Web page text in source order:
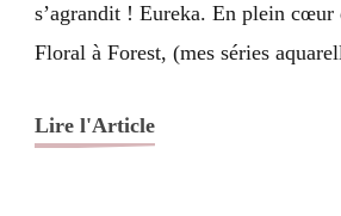
quand
Vitruve
s’agrandit ! Eureka. En plein
Floral à Forest, (mes séries
Lire l'Article